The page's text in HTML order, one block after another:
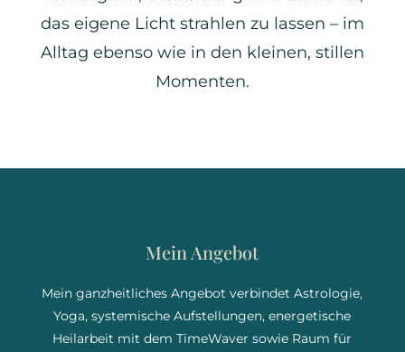
das eigene Licht strahlen zu lassen – im
Alltag ebenso wie in den kleinen, stillen
Momenten.
Mein Angebot
Mein ganzheitliches Angebot verbindet Astrologie,
Yoga, systemische Aufstellungen, energetische
Heilarbeit mit dem TimeWaver sowie Raum für